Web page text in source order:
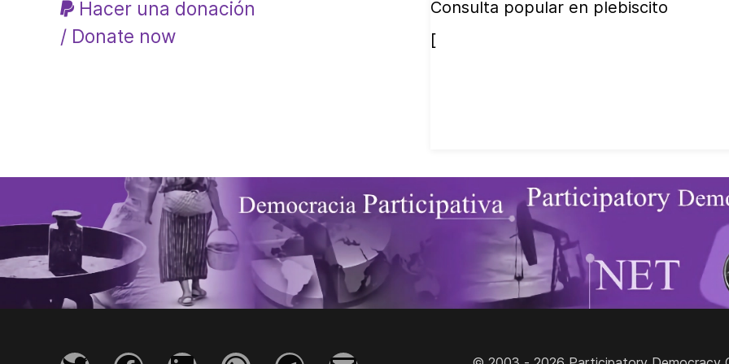
Hacer una donación
/ Donate now
Consulta popular en plebiscito
[